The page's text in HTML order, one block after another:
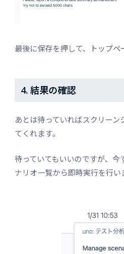
最後に保存を押して、トップペ
4. 結果の確認
あとは待っていればスクリーン
てくれます。
待っていてもいいのですが、今
ナリオ一覧から即時実行を行い